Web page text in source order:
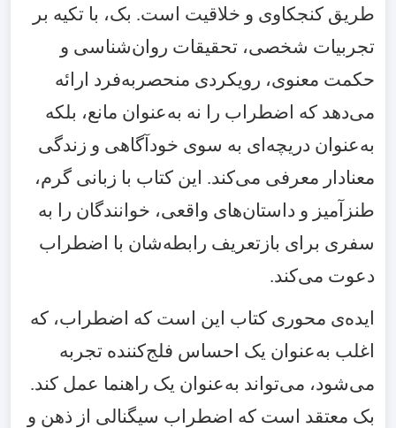
طریق کنجکاوی و خلاقیت است. بک، با تکیه بر
تجربیات شخصی، تحقیقات روان‌شناسی و
حکمت معنوی، رویکردی منحصربه‌فرد ارائه
می‌دهد که اضطراب را نه به‌عنوان مانع، بلکه
به‌عنوان دریچه‌ای به سوی خودآگاهی و زندگی
معنادار معرفی می‌کند. این کتاب با زبانی گرم،
طنزآمیز و داستان‌های واقعی، خوانندگان را به
سفری برای بازتعریف رابطه‌شان با اضطراب
دعوت می‌کند.
ایده‌ی محوری کتاب این است که اضطراب، که
اغلب به‌عنوان یک احساس فلج‌کننده تجربه
می‌شود، می‌تواند به‌عنوان یک راهنما عمل کند.
بک معتقد است که اضطراب سیگنالی از ذهن و